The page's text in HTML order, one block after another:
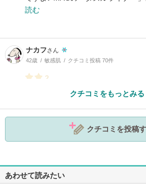
読む
ナカフさん
42歳 敏感肌 クチコミ投稿 70件
2
クチコミをもっとみる
クチコミを投稿
あわせて読みたい